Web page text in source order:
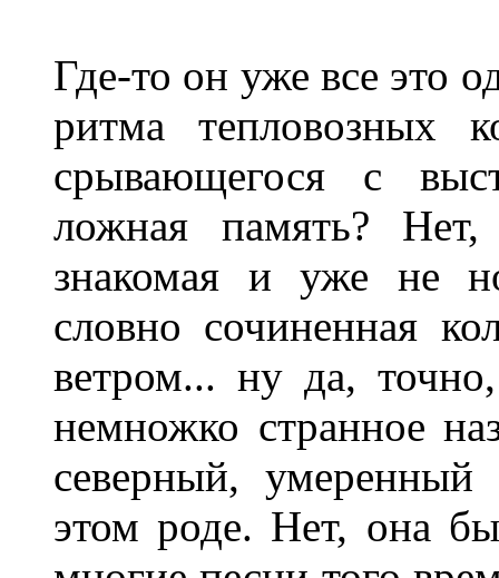
Где-то он уже все это
ритма тепловозных
срывающегося с
ложная память?
знакомая и уже не
словно сочиненная
ветром... ну да,
немножко странное
северный,
этом роде. Нет, она